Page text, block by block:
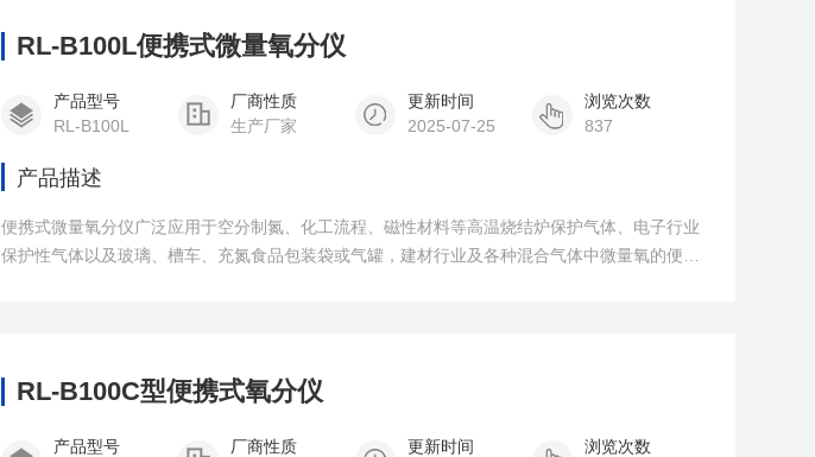
RL-B100L便携式微量氧分仪
产品型号
RL-B100L
厂商性质
生产厂家
更新时间
2025-07-25
浏览次数
837
产品描述
便携式微量氧分仪广泛应用于空分制氮、化工流程、磁性材料等高温烧结炉保护气体、电子行业
保护性气体以及玻璃、槽车、充氮食品包装袋或气罐，建材行业及各种混合气体中微量氧的便携
RL-B100C型便携式氧分仪
产品型号
厂商性质
更新时间
浏览次数